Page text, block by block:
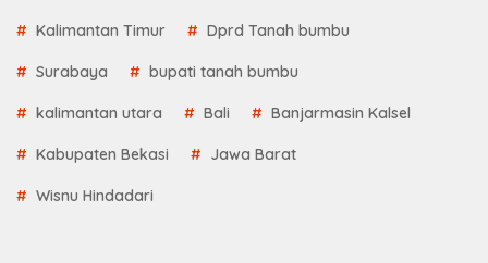
Kalimantan Timur Dprd Tanah bumbu
Surabaya bupati tanah bumbu
kalimantan utara Bali Banjarmasin Kalsel
Kabupaten Bekasi Jawa Barat
Wisnu Hindadari